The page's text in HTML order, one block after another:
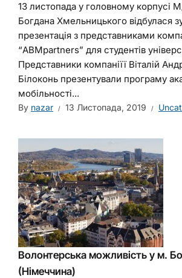
13 листопада у головному корпусі
Богдана Хмельницького відбулася
презентація з представниками
“ABMрartners” для студентів
Представники компаніїї Віталій
Білоконь презентували програму
мобільності...
By nazar 13 Листопада, 2019
Волонтерська можливість у м.
(Німеччина)